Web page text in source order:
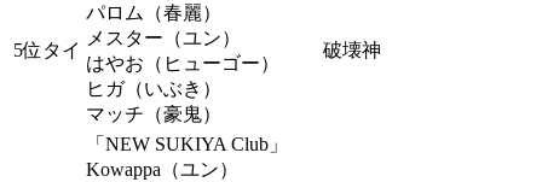
5位タイ
パロム（春麗）
メスター（ユン）
はやお（ヒューゴー）
ヒガ（いぶき）
マッチ（豪鬼）
破壊神
「NEW SUKIYA Club」
Kowappa（ユン）